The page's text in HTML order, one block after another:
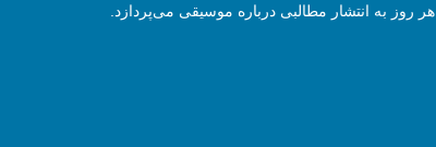
هر روز به انتشار مطالبی درباره موسیقی می‌پردازد.